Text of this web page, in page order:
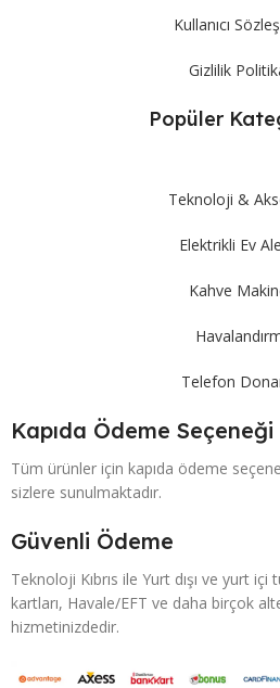
Kullanıcı
Gizlilik
Popüler
Teknoloji &
Elektrikli Ev
Kahve
Telefon
Kapıda Ödeme Seçeneği
Tüm ürünler için kapıda ödeme
sizlere sunulmaktadır.
Güvenli Ödeme
Teknoloji Kıbrıs ile Yurt dışı ve yurt
kartları, Havale/EFT ve daha birçok
hizmetinizdedir.